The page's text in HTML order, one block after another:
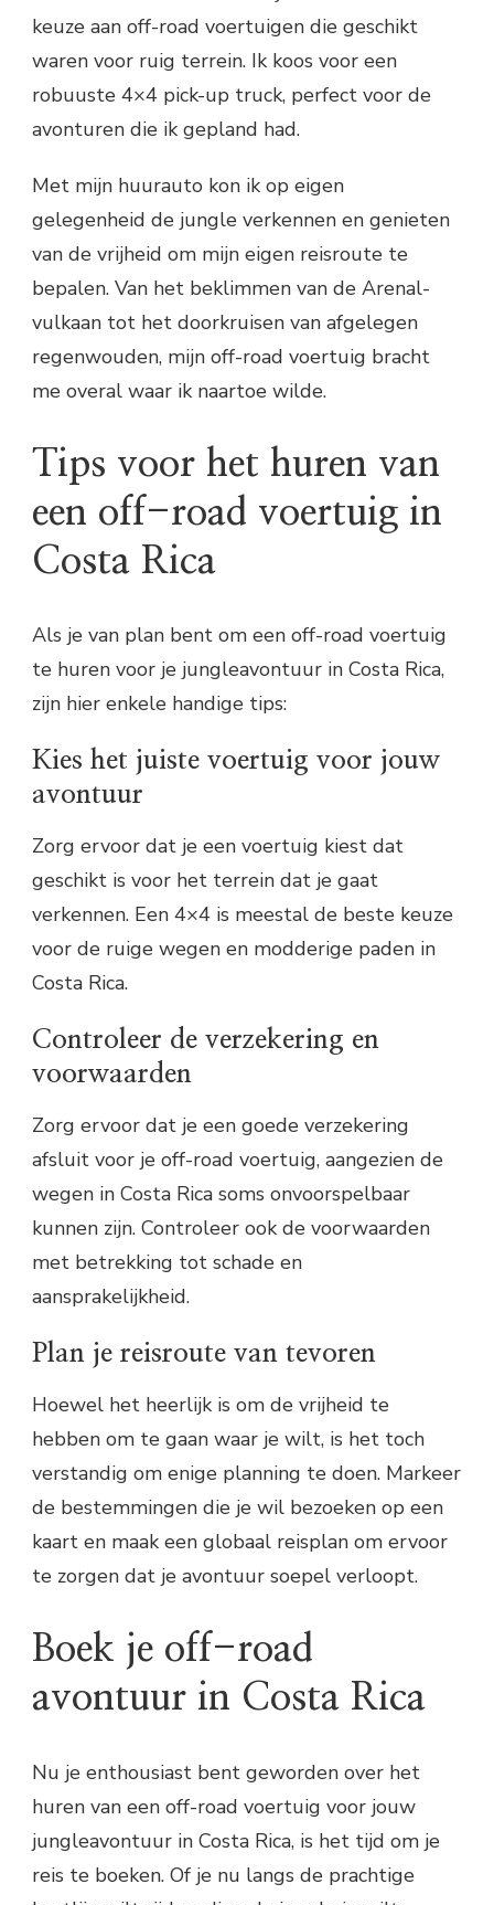
keuze aan off-road voertuigen die geschikt
waren voor ruig terrein. Ik koos voor een
robuuste 4×4 pick-up truck, perfect voor de
avonturen die ik gepland had.
Met mijn huurauto kon ik op eigen
gelegenheid de jungle verkennen en genieten
van de vrijheid om mijn eigen reisroute te
bepalen. Van het beklimmen van de Arenal-
vulkaan tot het doorkruisen van afgelegen
regenwouden, mijn off-road voertuig bracht
me overal waar ik naartoe wilde.
Tips voor het huren van
een off-road voertuig in
Costa Rica
Als je van plan bent om een off-road voertuig
te huren voor je jungleavontuur in Costa Rica,
zijn hier enkele handige tips:
Kies het juiste voertuig voor jouw
avontuur
Zorg ervoor dat je een voertuig kiest dat
geschikt is voor het terrein dat je gaat
verkennen. Een 4×4 is meestal de beste keuze
voor de ruige wegen en modderige paden in
Costa Rica.
Controleer de verzekering en
voorwaarden
Zorg ervoor dat je een goede verzekering
afsluit voor je off-road voertuig, aangezien de
wegen in Costa Rica soms onvoorspelbaar
kunnen zijn. Controleer ook de voorwaarden
met betrekking tot schade en
aansprakelijkheid.
Plan je reisroute van tevoren
Hoewel het heerlijk is om de vrijheid te
hebben om te gaan waar je wilt, is het toch
verstandig om enige planning te doen. Markeer
de bestemmingen die je wil bezoeken op een
kaart en maak een globaal reisplan om ervoor
te zorgen dat je avontuur soepel verloopt.
Boek je off-road
avontuur in Costa Rica
Nu je enthousiast bent geworden over het
huren van een off-road voertuig voor jouw
jungleavontuur in Costa Rica, is het tijd om je
reis te boeken. Of je nu langs de prachtige